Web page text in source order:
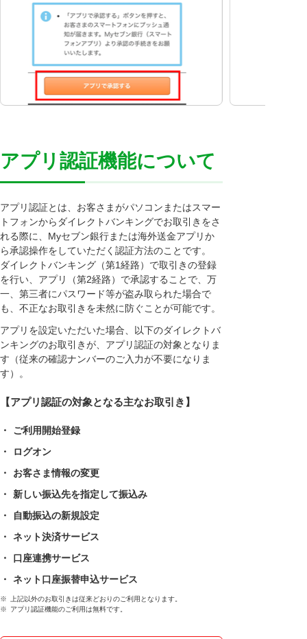
アプリ認証機能について
アプリ認証とは、お客さまがパソコンまたはスマー
トフォンからダイレクトバンキングでお取引きをさ
れる際に、Myセブン銀行または海外送金アプリか
ら承認操作をしていただく認証方法のことです。
ダイレクトバンキング（第1経路）で取引きの登録
を行い、アプリ（第2経路）で承認することで、万
一、第三者にパスワード等が盗み取られた場合で
も、不正なお取引きを未然に防ぐことが可能です。
アプリを設定いただいた場合、以下のダイレクトバ
ンキングのお取引きが、アプリ認証の対象となりま
す（従来の確認ナンバーのご入力が不要になりま
す）。
【アプリ認証の対象となる主なお取引き】
・
ご利用開始登録
・
ログオン
・
お客さま情報の変更
・
新しい振込先を指定して振込み
・
自動振込の新規設定
・
ネット決済サービス
・
口座連携サービス
・
ネット口座振替申込サービス
※
上記以外のお取引きは従来どおりのご利用となります。
※
アプリ認証機能のご利用は無料です。